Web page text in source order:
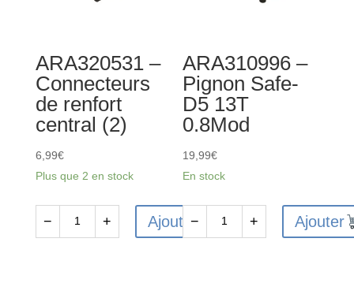
de
roue
(2)
ARA320531 –
Connecteurs
de renfort
central (2)
6,99€
Plus que 2 en stock
− + Ajouter
ARA310996 –
Pignon Safe-
D5 13T
0.8Mod
19,99€
En stock
− + Ajouter